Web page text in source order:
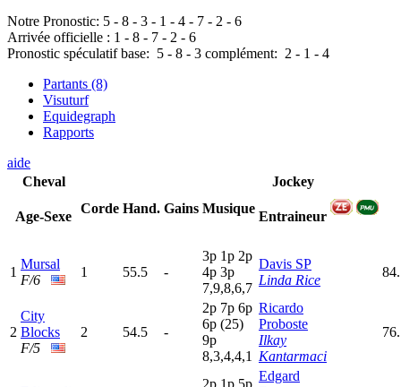
Notre Pronostic: 5 - 8 - 3 - 1 - 4 - 7 - 2 - 6
Arrivée officielle : 1 - 8 - 7 - 2 - 6
Pronostic spéculatif base: 5 - 8 - 3 complément: 2 - 1 - 4
Partants (8)
Visuturf
Equidegraph
Rapports
aide
Cheval
Age-Sexe
Corde Hand. Gains Musique
Jockey
Entraineur
1
Mursal
F/6
1 55.5 -
3p 1p 2p
4p 3p
7,9,8,6,7
Davis SP
Linda Rice
2
City
Blocks
F/5
2 54.5 -
2p 7p 6p
6p (25)
9p
8,3,4,4,1
Ricardo
Proboste
Ilkay
Kantarmaci
2p 1p 5p
Edgard